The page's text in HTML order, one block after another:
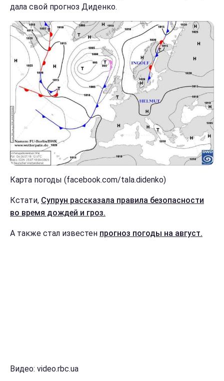
дала свой прогноз Диденко.
Карта погоды (facebook.com/tala.didenko)
Кстати, Супрун рассказала правила безопасности
во время дождей и гроз.
А также стал известен прогноз погоды на август.
Видео: video.rbc.ua